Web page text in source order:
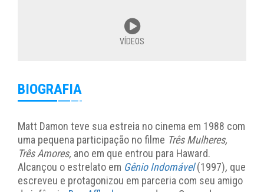
VÍDEOS
BIOGRAFIA
Matt Damon teve sua estreia no cinema em 1988 com
uma pequena participação no filme Três Mulheres,
Três Amores, ano em que entrou para Haward.
Alcançou o estrelato em Gênio Indomável(1997), que
escreveu e protagonizou em parceria com seu amigo